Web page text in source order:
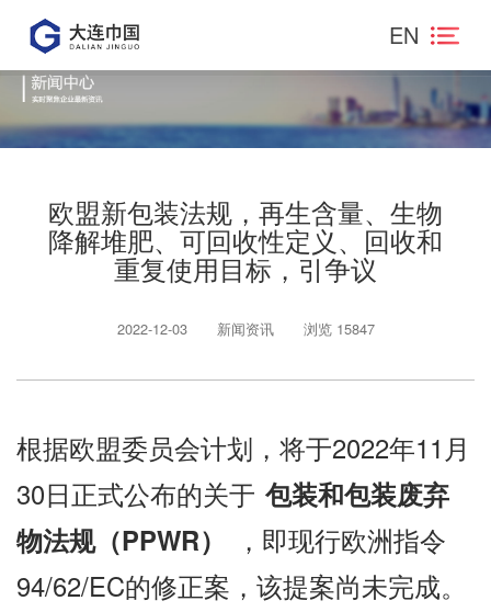
EN
欧盟新包装法规，再生含量、生物
降解堆肥、可回收性定义、回收和
重复使用目标，引争议
2022-12-03 新闻资讯 浏览 15847
根据欧盟委员会计划，将于2022年11月
30日正式公布的关于 包装和包装废弃
物法规（PPWR）
，即现行欧洲指令
94/62/EC的修正案，该提案尚未完成。